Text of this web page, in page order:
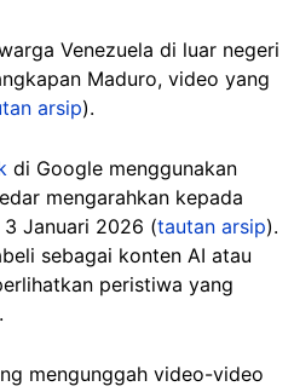
Venezuela di luar negeri
Maduro, video yang
arsip).
di Google menggunakan
mengarahkan kepada
Januari 2026 (tautan arsip).
sebagai konten AI atau
peristiwa yang
mengunggah video-video